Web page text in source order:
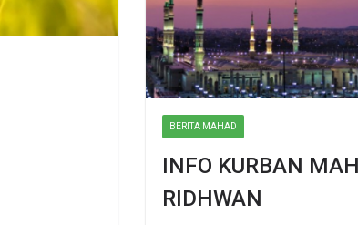
BERITA MAHAD
INFO KURBAN
RIDHWAN